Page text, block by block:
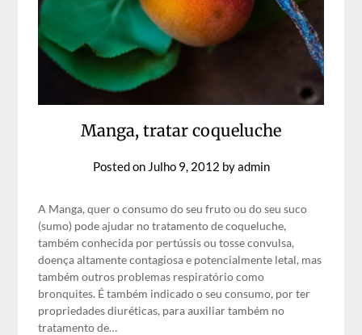
Manga, tratar coqueluche
Posted on Julho 9, 2012 byadmin
A Manga, quer o consumo do seu fruto ou do seu suco
(sumo) pode ajudar no tratamento de coqueluche,
também conhecida por pertússis ou tosse convulsa,
doença altamente contagiosa e potencialmente letal, mas
também outros problemas respiratório como
bronquites. É também indicado o seu consumo, por ter
propriedades diuréticas, para auxiliar também no
tratamento de…